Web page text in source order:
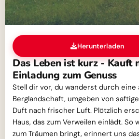
Herunterladen
Das Leben ist kurz - Kauft
Einladung zum Genuss
Stell dir vor, du wanderst durch eine
Berglandschaft, umgeben von
Duft nach frischer Luft. Plötzlich
Haus, das zum Verweilen einlädt. So
zum Träumen bringt, erinnert uns